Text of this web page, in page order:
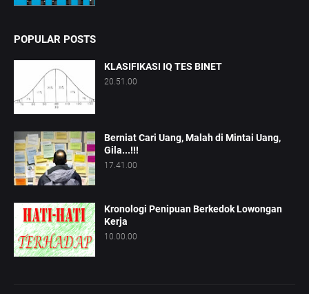
POPULAR POSTS
KLASIFIKASI IQ TES BINET
20.51.00
Berniat Cari Uang, Malah di Mintai Uang,
Gila...!!!
17.41.00
Kronologi Penipuan Berkedok Lowongan
Kerja
10.00.00